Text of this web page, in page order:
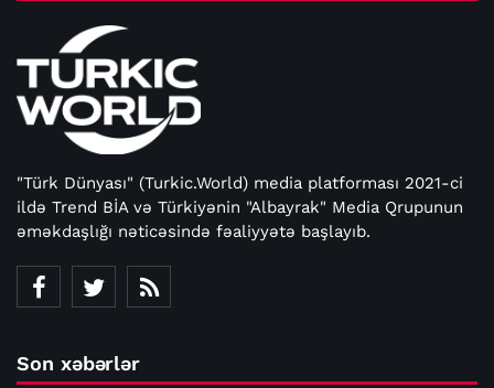
"Türk Dünyası" (Turkic.World) media platforması 2021-ci
ildə Trend BİA və Türkiyənin "Albayrak" Media Qrupunun
əməkdaşlığı nəticəsində fəaliyyətə başlayıb.
Son xəbərlər